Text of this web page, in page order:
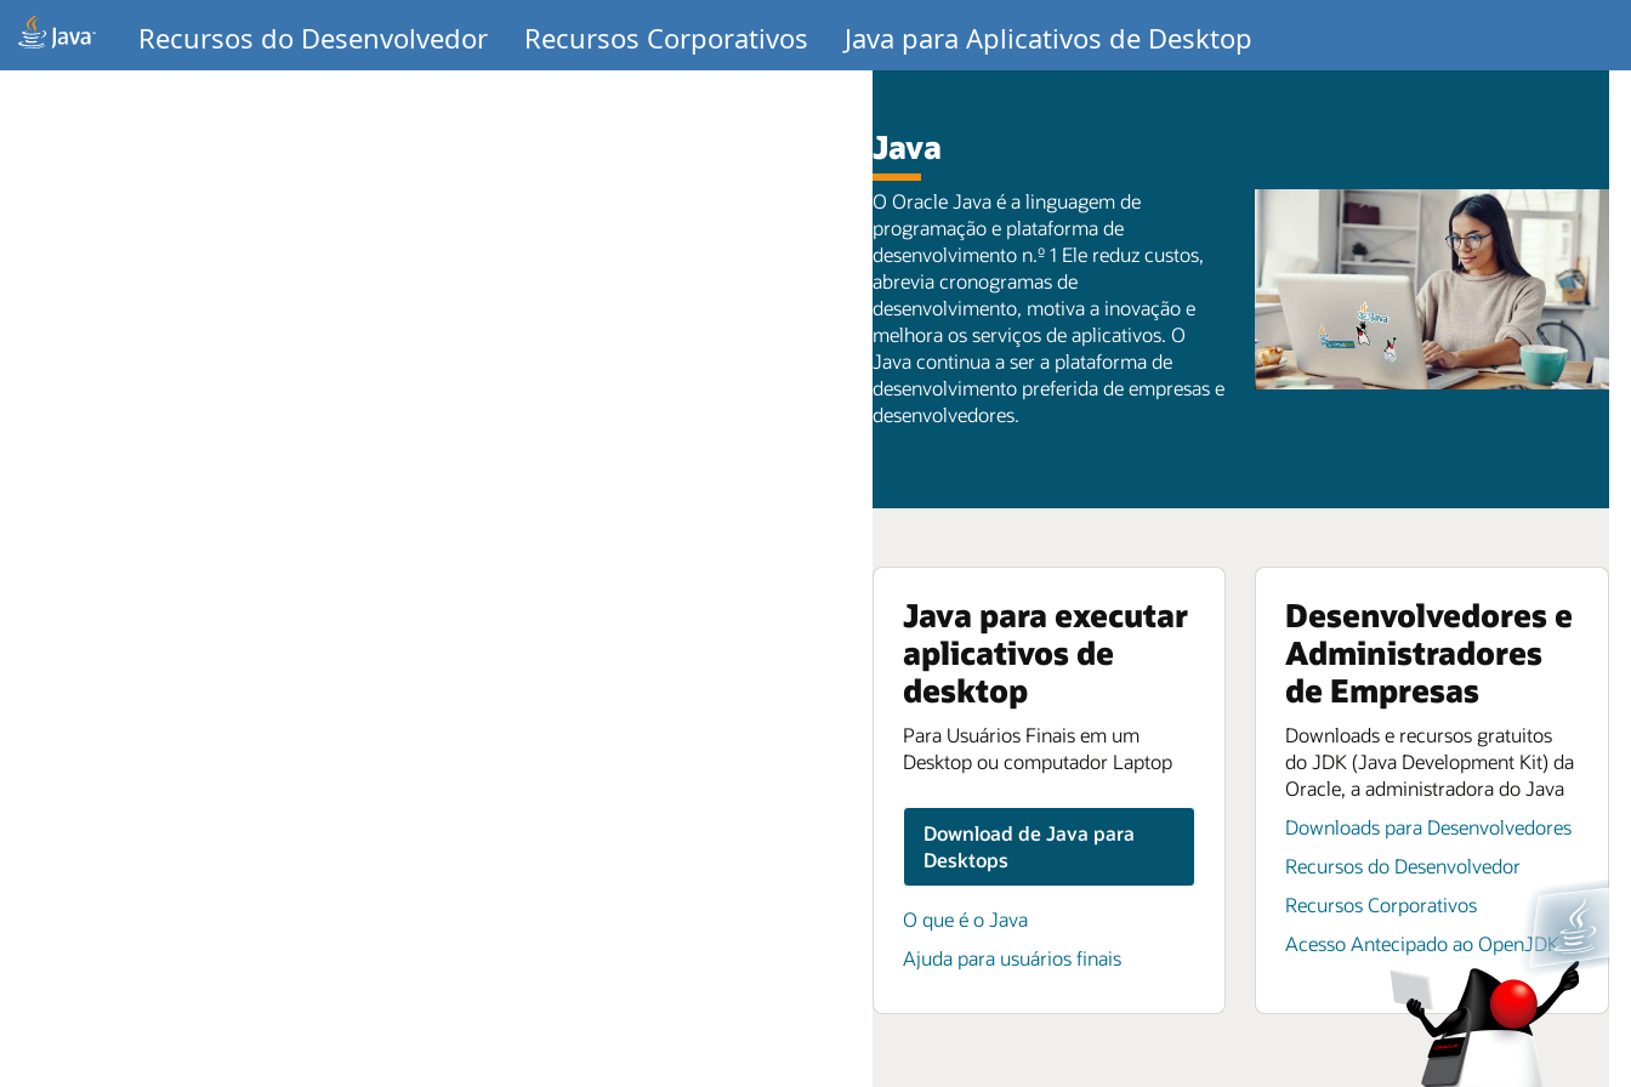
Recursos do Desenvolvedor Recursos Corporativos Java para Aplicativos de Desktop
Java
O Oracle Java é a linguagem de
programação e plataforma de
desenvolvimento n.º 1 Ele reduz custos,
abrevia cronogramas de
desenvolvimento, motiva a inovação e
melhora os serviços de aplicativos. O
Java continua a ser a plataforma de
desenvolvimento preferida de empresas e
desenvolvedores.
Java para executar
aplicativos de
desktop
Para Usuários Finais em um
Desktop ou computador Laptop
Download de Java para
Desktops
O que é o Java
Ajuda para usuários finais
Desenvolvedores e
Administradores
de Empresas
Downloads e recursos gratuitos
do JDK (Java Development Kit) da
Oracle, a administradora do Java
Downloads para Desenvolvedores
Recursos do Desenvolvedor
Recursos Corporativos
Acesso Antecipado ao OpenJDK